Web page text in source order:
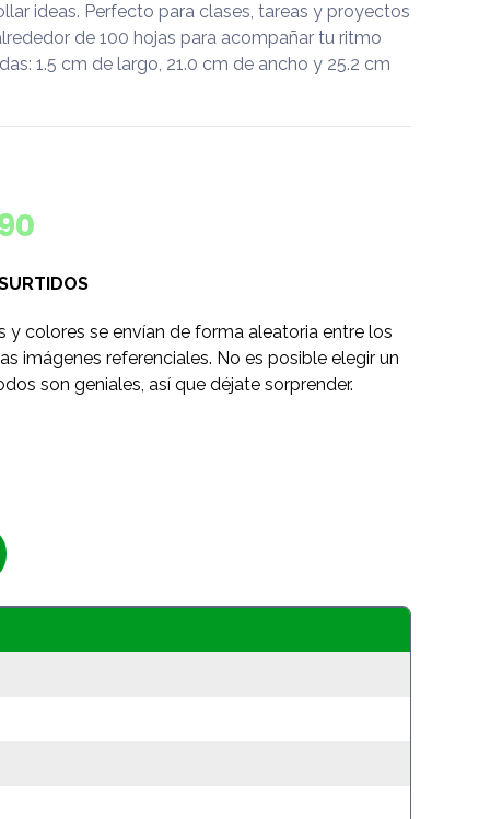
ideas. Perfecto para clases, tareas y proyectos
de 100 hojas para acompañar tu ritmo
1.5 cm de largo, 21.0 cm de ancho y 25.2 cm
y colores se envían de forma aleatoria entre los
imágenes referenciales. No es posible elegir un
son geniales, así que déjate sorprender.